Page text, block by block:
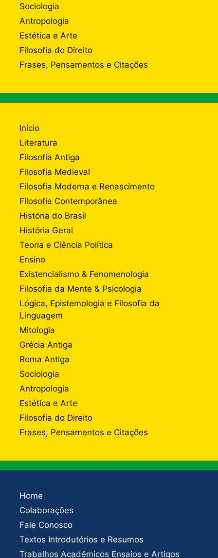
Sociologia
Antropologia
Estética e Arte
Filosofia do Direito
Frases, Pensamentos e Citações
Início
Literatura
Filosofia Antiga
Filosofia Medieval
Filosofia Moderna e Renascimento
Filosofia Contemporânea
História do Brasil
História Geral
Teoria e Ciência Política
Ensino
Existencialismo & Fenomenologia
Filosofia da Mente & Psicologia
Lógica, Epistemologia e Filosofia da
Linguagem
Mitologia
Grécia Antiga
Roma Antiga
Sociologia
Antropologia
Estética e Arte
Filosofia do Direito
Frases, Pensamentos e Citações
Home
Colaborações
Fale Conosco
Textos Introdutórios e Resumos
Trabalhos Acadêmicos Ensaios e Artigos